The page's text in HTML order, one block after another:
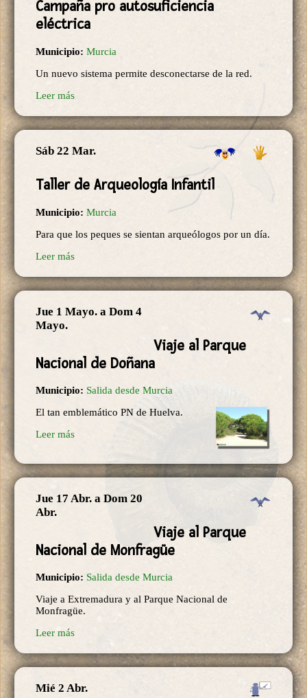
Campaña pro autosuficiencia
eléctrica
Municipio: Murcia
Un nuevo sistema permite desconectarse de la red.
Leer más
Sáb 22 Mar.
Taller de Arqueología Infantil
Municipio: Murcia
Para que los peques se sientan arqueólogos por un día.
Leer más
Jue 1 Mayo. a Dom 4
Mayo.
Viaje al Parque
Nacional de Doñana
Municipio: Salida desde Murcia
El tan emblemático PN de Huelva.
Leer más
Jue 17 Abr. a Dom 20
Abr.
Viaje al Parque
Nacional de Monfragüe
Municipio: Salida desde Murcia
Viaje a Extremadura y al Parque Nacional de
Monfragüe.
Leer más
Mié 2 Abr.